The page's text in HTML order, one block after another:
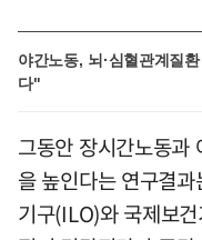
야간노동, 뇌·심혈관계질
다"
그동안 장시간노동과
을 높인다는 연구결
기구(ILO)와 국제보